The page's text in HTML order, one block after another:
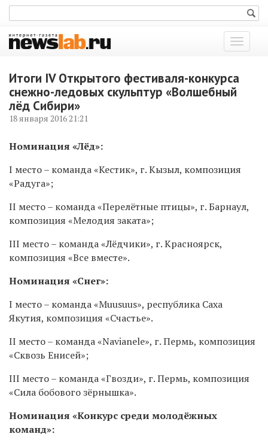
Показать
меню
Итоги IV Открытого фестиваля-конкурса
снежно-ледовых скульптур «Волшебный
лёд Сибири»
18 января 2016 21:21
Номинация «Лёд»:
I место – команда «Кестик», г. Кызыл, композиция
«Радуга»;
II место – команда «Перелётные птицы», г. Барнаул,
композиция «Мелодия заката»;
III место – команда «Лёдчики», г. Красноярск,
композиция «Все вместе».
Номинация «Снег»:
I место – команда «Muusuus», республика Саха
Якутия, композиция «Счастье».
II место – команда «Navianele», г. Пермь, композиция
«Сквозь Енисей»;
III место – команда «Гвозди», г. Пермь, композиция
«Сила бобового зёрнышка».
Номинация «Конкурс среди молодёжных
команд»: